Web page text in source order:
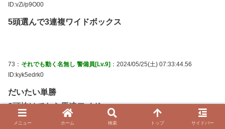
ID:vZi/p9O00
5頭選んで3連複ワイドボックス
73： それでも動く名無し 警備員[Lv.9] ：2024/05/25(土) 07:33:44.56
ID:kyk5edrk0
だいたい単勝
2頭抜けてたら馬連ワイド
メニュー ホーム 検索 トップ サイドバー